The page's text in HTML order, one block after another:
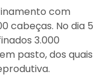
com
cabeças. No dia 5
3.000
pasto, dos quais